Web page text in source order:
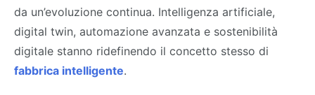
da un’evoluzione continua. Intelligenza artificiale,
digital twin, automazione avanzata e sostenibilità
digitale stanno ridefinendo il concetto stesso di
fabbrica intelligente.